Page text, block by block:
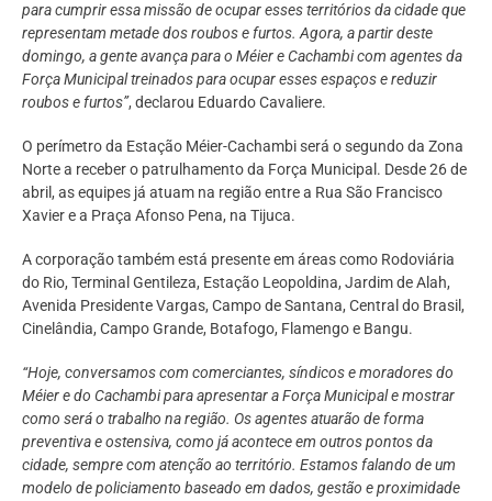
para cumprir essa missão de ocupar esses territórios da cidade que
representam metade dos roubos e furtos. Agora, a partir deste
domingo, a gente avança para o Méier e Cachambi com agentes da
Força Municipal treinados para ocupar esses espaços e reduzir
roubos e furtos”, declarou Eduardo Cavaliere.
O perímetro da Estação Méier-Cachambi será o segundo da Zona
Norte a receber o patrulhamento da Força Municipal. Desde 26 de
abril, as equipes já atuam na região entre a Rua São Francisco
Xavier e a Praça Afonso Pena, na Tijuca.
A corporação também está presente em áreas como Rodoviária
do Rio, Terminal Gentileza, Estação Leopoldina, Jardim de Alah,
Avenida Presidente Vargas, Campo de Santana, Central do Brasil,
Cinelândia, Campo Grande, Botafogo, Flamengo e Bangu.
“Hoje, conversamos com comerciantes, síndicos e moradores do
Méier e do Cachambi para apresentar a Força Municipal e mostrar
como será o trabalho na região. Os agentes atuarão de forma
preventiva e ostensiva, como já acontece em outros pontos da
cidade, sempre com atenção ao território. Estamos falando de um
modelo de policiamento baseado em dados, gestão e proximidade